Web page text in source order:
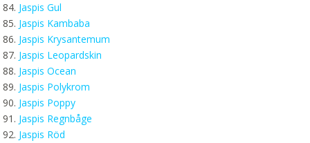
Jaspis Gul
Jaspis Kambaba
Jaspis Krysantemum
Jaspis Leopardskin
Jaspis Ocean
Jaspis Polykrom
Jaspis Poppy
Jaspis Regnbåge
Jaspis Röd